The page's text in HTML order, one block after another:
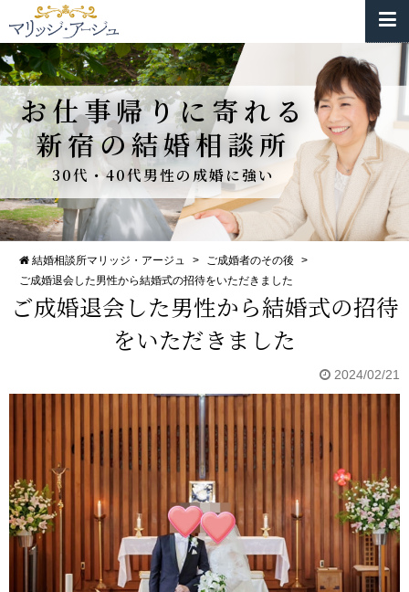
お仕事帰りに寄れる
新宿の結婚相談所
30代・40代男性の成婚に強い
結婚相談所マリッジ・アージュ > ご成婚者のその後
>
ご成婚退会した男性から結婚式の招待をいただきました
ご成婚退会した男性から結婚式の招待
をいただきました
2024/02/21